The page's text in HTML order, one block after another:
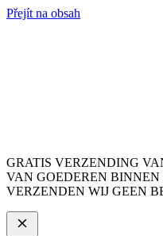
Přejít na obsah
GRATIS VERZENDING
VAN GOEDEREN BINNEN
VERZENDEN WIJ GEEN